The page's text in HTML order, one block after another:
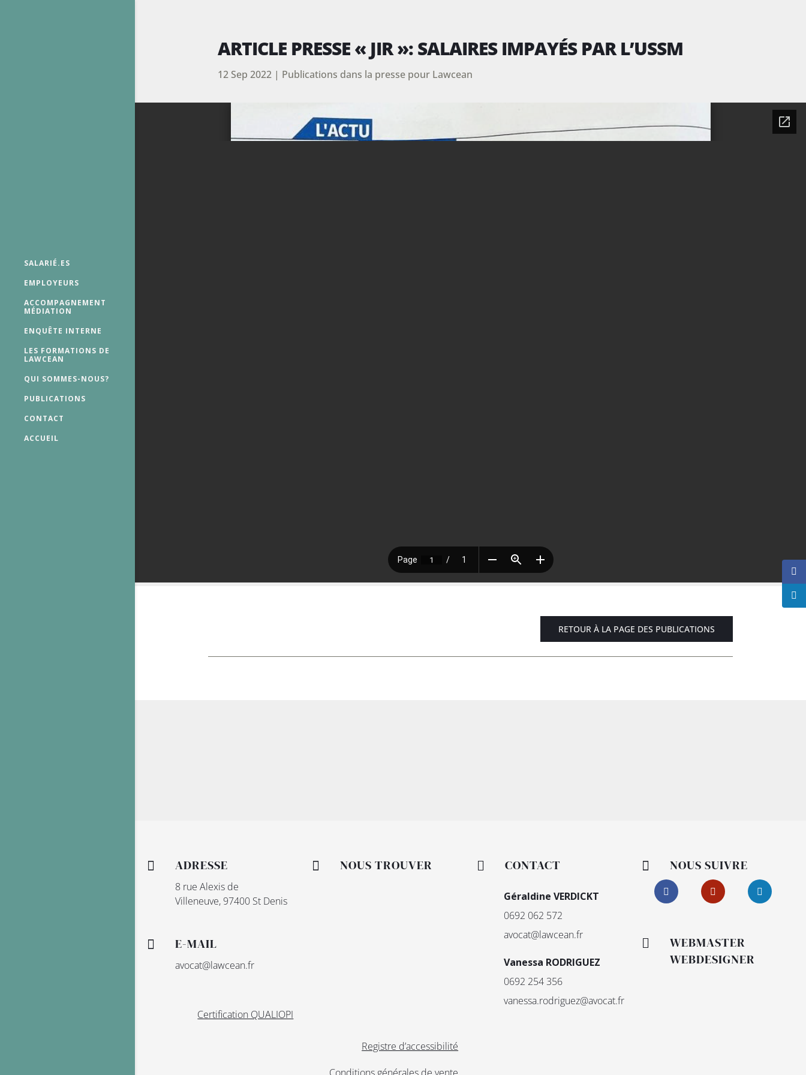
SALARIÉ.ES
EMPLOYEURS
ACCOMPAGNEMENT
MÉDIATION
ENQUÊTE INTERNE
LES FORMATIONS DE
LAWCEAN
QUI SOMMES-NOUS?
PUBLICATIONS
CONTACT
ACCUEIL
ARTICLE PRESSE « JIR »: SALAIRES IMPAYÉS PAR L’USSM
12 Sep 2022| Publications dans la presse pour Lawcean
RETOUR À LA PAGE DES PUBLICATIONS
 ADRESSE
8 rue Alexis de
Villeneuve, 97400 St Denis
 E-MAIL
avocat@lawcean.fr
Certification QUALIOPI
 NOUS TROUVER
Registre d’accessibilité
 CONTACT
Géraldine VERDICKT
0692 062 572
avocat@lawcean.fr
Vanessa RODRIGUEZ
0692 254 356
vanessa.rodriguez@avocat.fr
 NOUS SUIVRE

WEBMASTER
WEBDESIGNER